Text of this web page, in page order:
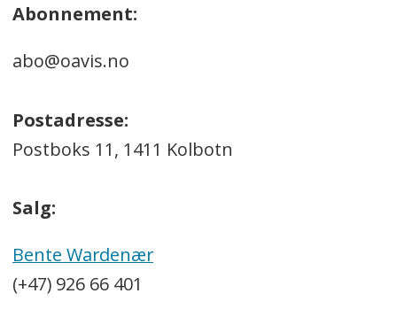
Abonnement:
abo@oavis.no
Postadresse:
Postboks 11, 1411 Kolbotn
Salg:
Bente Wardenær
(+47) 926 66 401